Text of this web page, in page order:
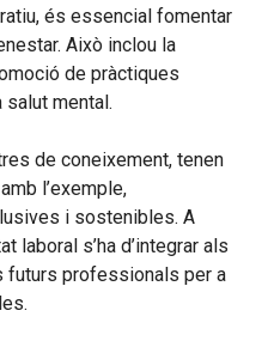
és essencial fomentar
Això inclou la
de pràctiques
salut mental.
de coneixement, tenen
l’exemple,
i sostenibles. A
laboral s’ha d’integrar als
futurs professionals per a